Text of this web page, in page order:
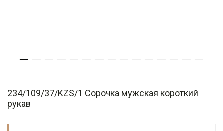
234/109/37/KZS/1 Сорочка мужская короткий
рукав